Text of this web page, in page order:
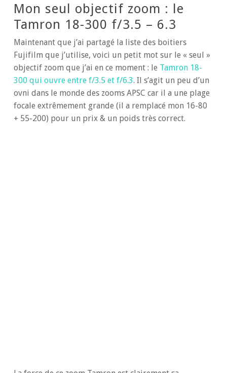
Mon seul objectif zoom : le
Tamron 18-300 f/3.5 – 6.3
Maintenant que j’ai partagé la liste des boitiers
Fujifilm que j’utilise, voici un petit mot sur le « seul »
objectif zoom que j’ai en ce moment : le Tamron 18-
300 qui ouvre entre f/3.5 et f/6.3. Il s’agit un peu d’un
ovni dans le monde des zooms APSC car il a une plage
focale extrêmement grande (il a remplacé mon 16-80
+ 55-200) pour un prix & un poids très correct.